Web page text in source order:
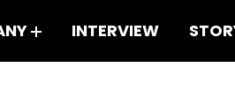
INTERVIEW